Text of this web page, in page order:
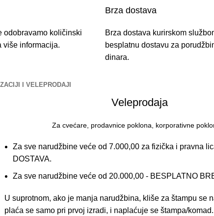
odobravamo količinski
više informacija.
Brza dostava
Brza dostava kurirskom
besplatnu dostavu za
dinara.
I VELEPRODAJI
Veleprodaja
Za cvećare, prodavnice poklona, korporativne
Za sve narudžbine veće od 7.000,00 za fizička i pravna
DOSTAVA.
Za sve narudžbine veće od 20.000,00 - BESPLATNO
U suprotnom, ako je manja narudžbina, kliše za štampu se
plaća se samo pri prvoj izradi, i naplaćuje se štampa/komad.